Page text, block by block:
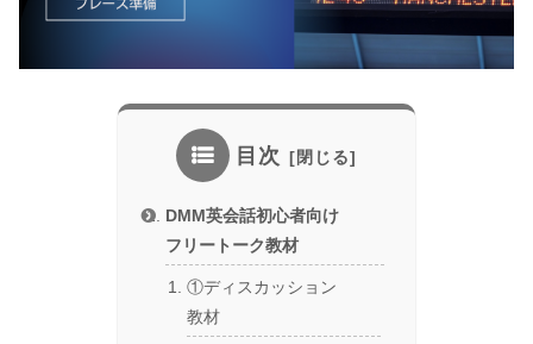
目次
DMM英会話初心者向け
フリートーク教材
①ディスカッション
教材